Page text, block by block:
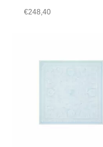
€248,40